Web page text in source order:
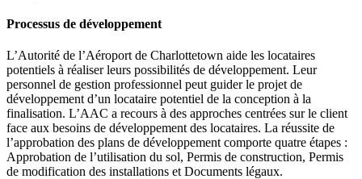
Processus de développement
L’Autorité de l’Aéroport de Charlottetown aide les locataires
potentiels à réaliser leurs possibilités de développement. Leur
personnel de gestion professionnel peut guider le projet de
développement d’un locataire potentiel de la conception à la
finalisation. L’AAC a recours à des approches centrées sur le client
face aux besoins de développement des locataires. La réussite de
l’approbation des plans de développement comporte quatre étapes :
Approbation de l’utilisation du sol, Permis de construction, Permis
de modification des installations et Documents légaux.